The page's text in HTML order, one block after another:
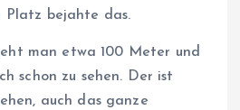
Platz bejahte das.
man etwa 100 Meter und
schon zu sehen. Der ist
auch das ganze